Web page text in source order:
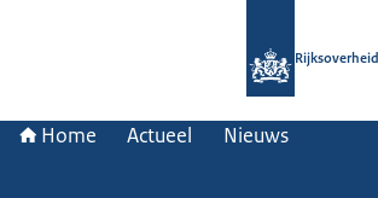
Rijksoverheid
Home Actueel Nieuws